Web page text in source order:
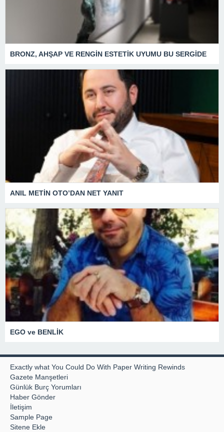
BRONZ, AHŞAP VE RENGİN ESTETİK UYUMU BU SERGİDE
ANIL METİN OTO’DAN NET YANIT
EGO ve BENLİK
Exactly what You Could Do With Paper Writing Rewinds
Gazete Manşetleri
Günlük Burç Yorumları
Haber Gönder
İletişim
Sample Page
Sitene Ekle